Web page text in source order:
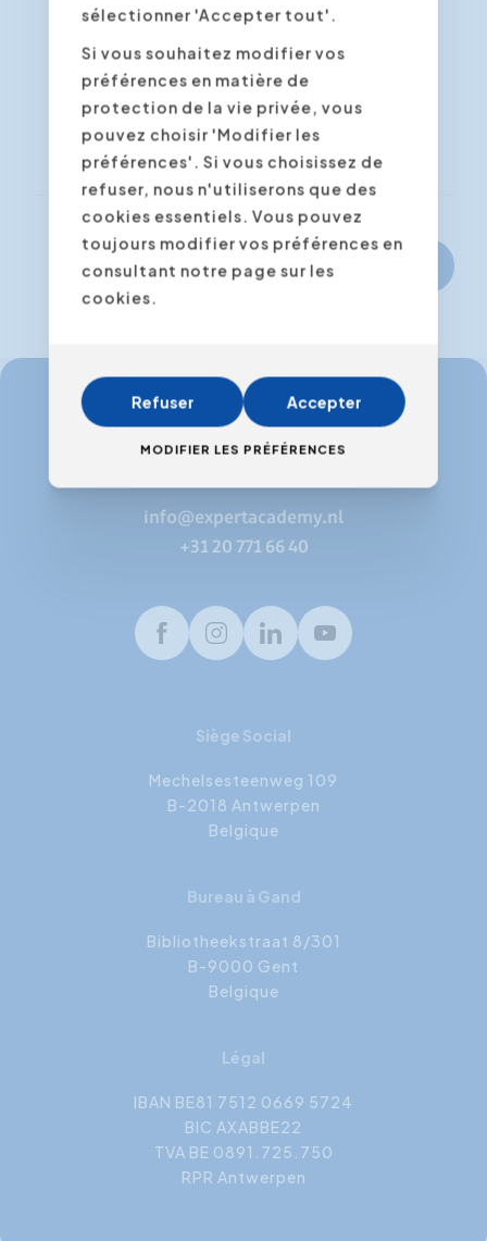
sont obligatoires
Confirmer la date/lieu souhaité(e) *
info@expertacademy.be
info@expertacademy.nl
+31 20 771 66 40
FacebookInstagramLinkedInYoutube
Siège Social
Mechelsesteenweg 109
B-2018 Antwerpen
Belgique
Bureau à Gand
Bibliotheekstraat 8/301
B-9000 Gent
Belgique
Légal
IBAN BE81 7512 0669 5724
BIC AXABBE22
TVA BE 0891.725.750
RPR Antwerpen
sélectionner 'Accepter tout'.
Si vous souhaitez modifier vos
préférences en matière de
protection de la vie privée, vous
pouvez choisir 'Modifier les
préférences'. Si vous choisissez de
refuser, nous n'utiliserons que des
cookies essentiels. Vous pouvez
toujours modifier vos préférences en
consultant notre page sur les
cookies.
Refuser Accepter
MODIFIER LES PRÉFÉRENCES